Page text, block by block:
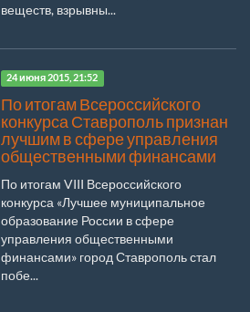
веществ, взрывны...
24 июня 2015, 21:52
По итогам Всероссийского
конкурса Ставрополь признан
лучшим в сфере управления
общественными финансами
По итогам VIII Всероссийского
конкурса «Лучшее муниципальное
образование России в сфере
управления общественными
финансами» город Ставрополь стал
побе...